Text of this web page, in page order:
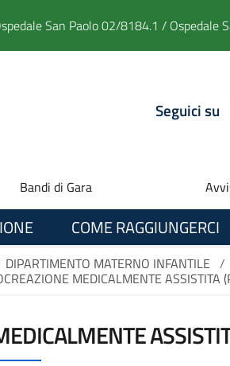
San Paolo 02/8184.1 / Ospedale
Seguici su
Bandi di Gara
COME RAGGIUNGERCI
DIPARTIMENTO MATERNO INFANTILE /
MEDICALMENTE ASSISTITA